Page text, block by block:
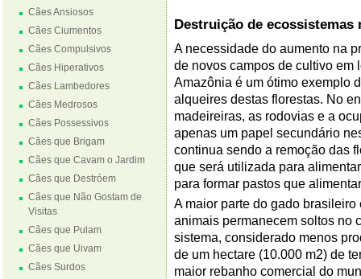
Cães Ansiosos
Cães Ciumentos
Cães Compulsivos
Cães Hiperativos
Cães Lambedores
Cães Medrosos
Cães Possessivos
Cães que Brigam
Cães que Cavam o Jardim
Cães que Destróem
Cães que Não Gostam de
Visitas
Cães que Pulam
Cães que Uivam
Cães Surdos
Destruição de ecossistemas
A necessidade do aumento na
de novos campos de cultivo em
Amazônia é um ótimo exemplo
alqueires destas florestas. No
madeireiras, as rodovias e a
apenas um papel secundário
continua sendo a remoção das
que será utilizada para
para formar pastos que
A maior parte do gado
animais permanecem soltos no
sistema, considerado menos
de um hectare (10.000 m2) de
maior rebanho comercial do